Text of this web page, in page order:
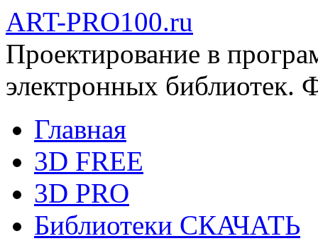
ART-PRO100.ru
Проектирование в
электронных библиотек.
Главная
3D FREE
3D PRO
Библиотеки СКАЧАТЬ